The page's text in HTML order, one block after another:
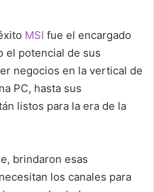
MSI fue el encargado
el potencial de sus
negocios en la vertical de
PC, hasta sus
listos para la era de la
brindaron esas
los canales para